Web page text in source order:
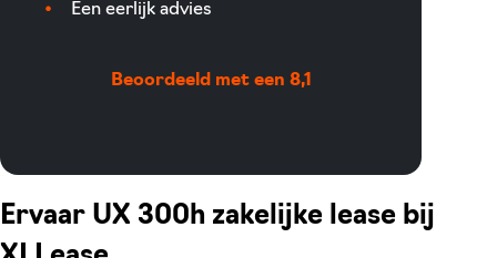
Ervaar UX 300h zakelijke lease bij
Een eerlijk advies
Beoordeeld met een 8,1